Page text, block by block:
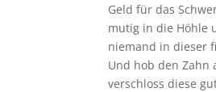
Geld für das
mutig in die Höhle
niemand in dieser
Und hob den Zahn
verschloss diese